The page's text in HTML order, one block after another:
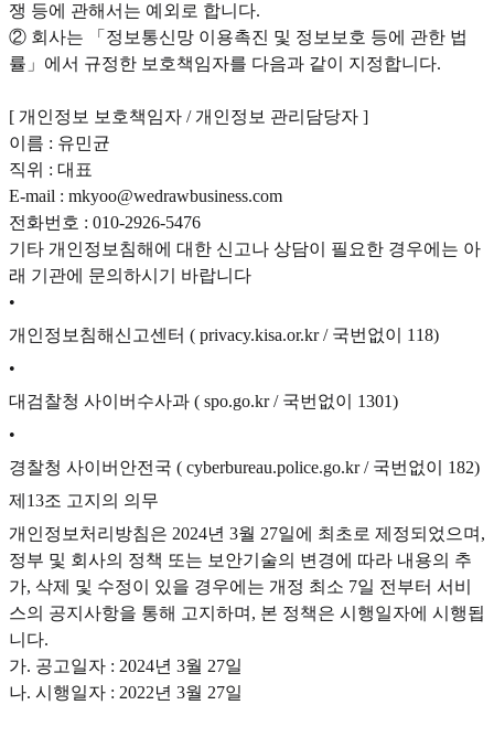
쟁 등에 관해서는 예외로 합니다.
② 회사는 「정보통신망 이용촉진 및 정보보호 등에 관한 법
률」에서 규정한 보호책임자를 다음과 같이 지정합니다.
[ 개인정보 보호책임자 / 개인정보 관리담당자 ]
이름 : 유민균
직위 : 대표
E-mail : mkyoo@wedrawbusiness.com
전화번호 : 010-2926-5476
기타 개인정보침해에 대한 신고나 상담이 필요한 경우에는 아
래 기관에 문의하시기 바랍니다
•
개인정보침해신고센터 ( privacy.kisa.or.kr / 국번없이 118)
•
대검찰청 사이버수사과 ( spo.go.kr / 국번없이 1301)
•
경찰청 사이버안전국 ( cyberbureau.police.go.kr / 국번없이 182)
제13조 고지의 의무
개인정보처리방침은 2024년 3월 27일에 최초로 제정되었으며,
정부 및 회사의 정책 또는 보안기술의 변경에 따라 내용의 추
가, 삭제 및 수정이 있을 경우에는 개정 최소 7일 전부터 서비
스의 공지사항을 통해 고지하며, 본 정책은 시행일자에 시행됩
니다.
가. 공고일자 : 2024년 3월 27일
나. 시행일자 : 2022년 3월 27일